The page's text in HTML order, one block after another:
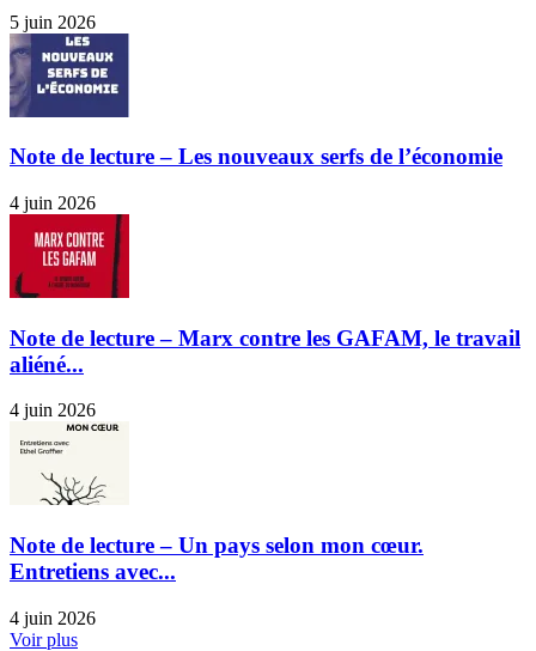
5 juin 2026
Note de lecture – Les nouveaux serfs de l’économie
4 juin 2026
Note de lecture – Marx contre les GAFAM, le travail
aliéné...
4 juin 2026
Note de lecture – Un pays selon mon cœur.
Entretiens avec...
4 juin 2026
Voir plus